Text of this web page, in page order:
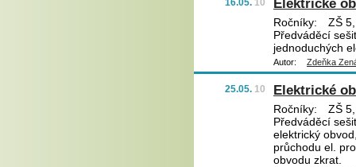
16.05. 10 Elektrické
Ročníky:
ZŠ
Předváděcí
jednoduchých
Autor: Zdeňka
25.05. 10 Elektrické
Ročníky:
ZŠ
Předváděcí
elektrický
průchodu el.
obvodu zkrat.